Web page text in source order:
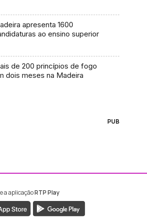
apresenta 1600
ao ensino superior
de 200 princípios de fogo
dois meses na Madeira
PUB
Madeira
Madeira
a aplicaçãoRTP Play